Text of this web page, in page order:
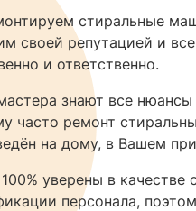
стиральные
своей репутацией и
и ответственно.
знают все нюансы
часто ремонт
на дому, в Вашем
уверены в качестве
персонала,